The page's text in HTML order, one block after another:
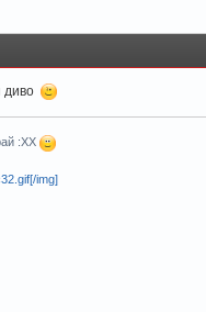
диво
:ХХ
img]